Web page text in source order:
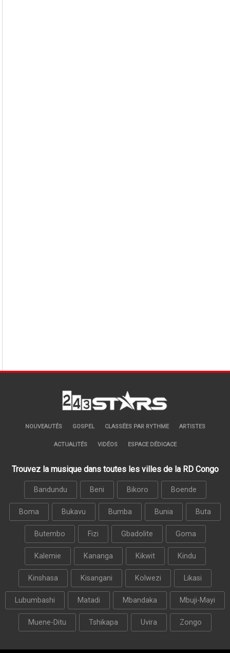
NOUVEAUTÉS GOSPEL CLASSÉES PAR RYTHME ARTISTES
ACTUALITÉS VIDÉOS ESPACE DÉDICACE
Trouvez la musique dans toutes les villes de la RD Congo
Bandundu Beni Bikoro Boende
Boma Bukavu Bumba Bunia Buta
Butembo Fizi Gbadolite Goma
Kalemie Kananga Kikwit Kindu
Kinshasa Kisangani Kolwezi Likasi
Lubumbashi Matadi Mbandaka Mbuji-Mayi
Muene-Ditu Tshikapa Uvira Zongo